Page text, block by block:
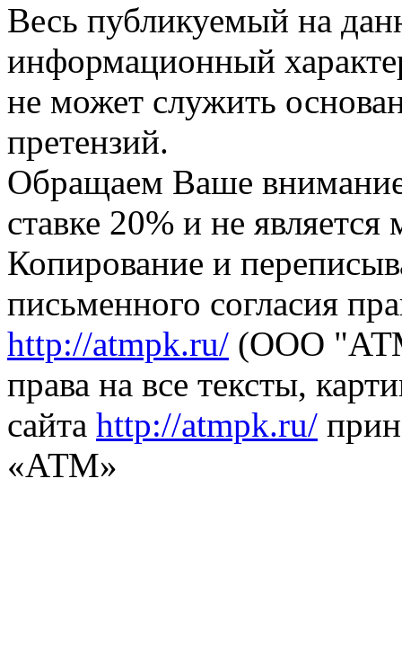
Весь публикуемый на
информационный
не может служить
претензий.
Обращаем Ваше
ставке 20% и не
Копирование и
письменного согласия
http://atmpk.ru/ (ООО
права на все тексты,
сайта http://atmpk.ru/
«АТМ»